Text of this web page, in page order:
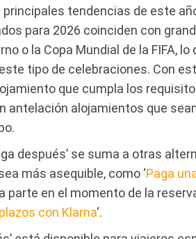
tendencias de este
para 2026 coinciden con
o la Copa Mundial de la FIFA,
tipo de celebraciones. Con
que cumpla los
antelación alojamientos que
después’ se suma a otras
más asequible, como ‘Paga
parte en el momento de la
con Klarna‘.